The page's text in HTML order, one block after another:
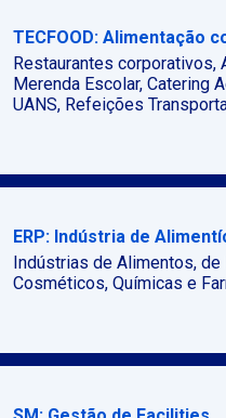
TECFOOD: Alimentação
Restaurantes corporativos,
Merenda Escolar, Catering
UANS, Refeições
ERP: Indústria de
Indústrias de Alimentos,
Cosméticos, Químicas e